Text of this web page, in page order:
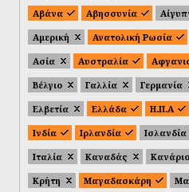
Αβάνα Αβησσυνία
Αμερική
Ανατολική Ρωσία
Ασία
Αυστραλία
Βέλγιο
Γαλλία Γερμανία
Ελβετία
Ελλάδα Η.Π.Α
Ινδία
Ιρλανδία Ισλανδία
Ιταλία
Καναδάς
Κρήτη
Μαγαδασκάρη